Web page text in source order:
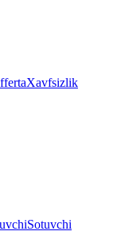
Xavfsizlik
Sotuvchi